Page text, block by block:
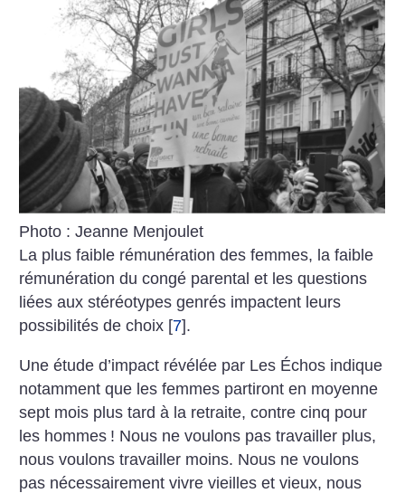
Photo : Jeanne Menjoulet
La plus faible rémunération des femmes, la faible
rémunération du congé parental et les questions
liées aux stéréotypes genrés impactent leurs
possibilités de choix [7].
Une étude d’impact révélée par Les Échos indique
notamment que les femmes partiront en moyenne
sept mois plus tard à la retraite, contre cinq pour
les hommes ! Nous ne voulons pas travailler plus,
nous voulons travailler moins. Nous ne voulons
pas nécessairement vivre vieilles et vieux, nous